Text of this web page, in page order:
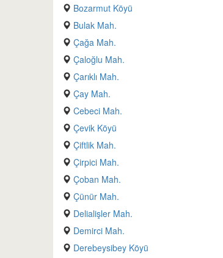
Bozarmut Köyü
Bulak Mah.
Çağa Mah.
Çaloğlu Mah.
Çarıklı Mah.
Çay Mah.
Cebeci Mah.
Çevik Köyü
Çiftlik Mah.
Çirpici Mah.
Çoban Mah.
Çünür Mah.
Delialişler Mah.
Demirci Mah.
Derebeysibey Köyü